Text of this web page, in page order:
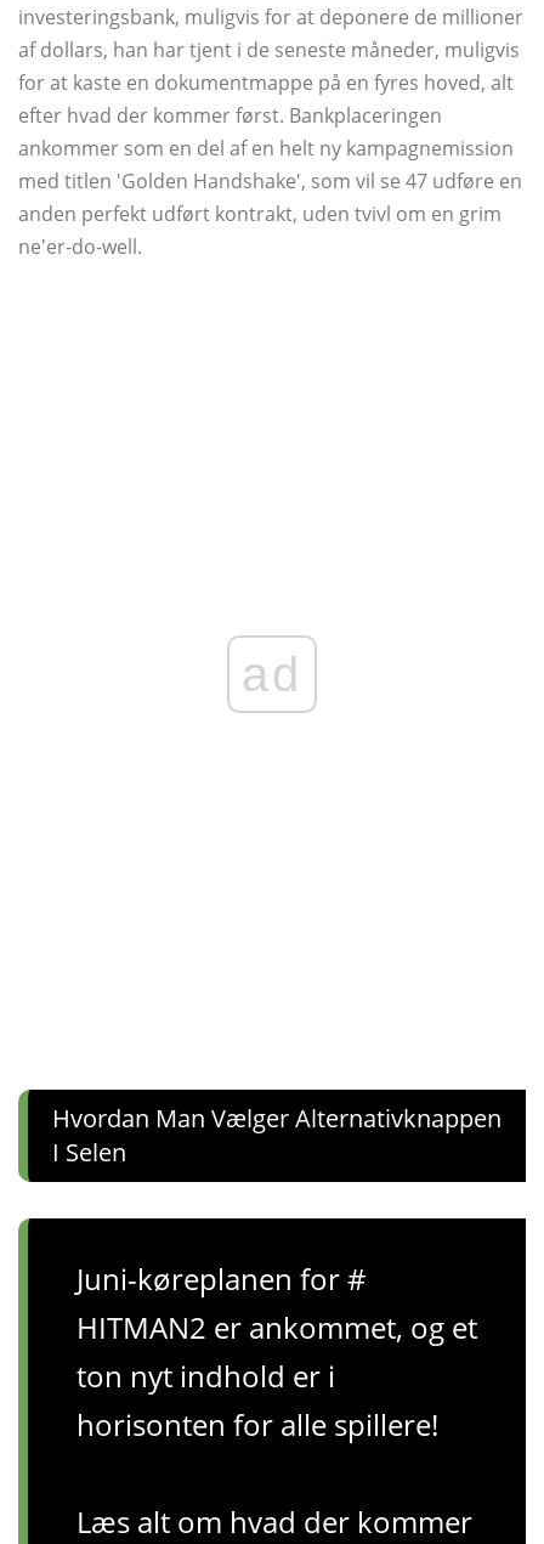
investeringsbank, muligvis for at deponere de millioner
af dollars, han har tjent i de seneste måneder, muligvis
for at kaste en dokumentmappe på en fyres hoved, alt
efter hvad der kommer først. Bankplaceringen
ankommer som en del af en helt ny kampagnemission
med titlen 'Golden Handshake', som vil se 47 udføre en
anden perfekt udført kontrakt, uden tvivl om en grim
ne'er-do-well.
ad
Hvordan Man Vælger Alternativknappen
I Selen
Juni-køreplanen for #
HITMAN2 er ankommet, og et
ton nyt indhold er i
horisonten for alle spillere!
Læs alt om hvad der kommer